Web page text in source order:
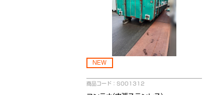
NEW
商品コード：S001312